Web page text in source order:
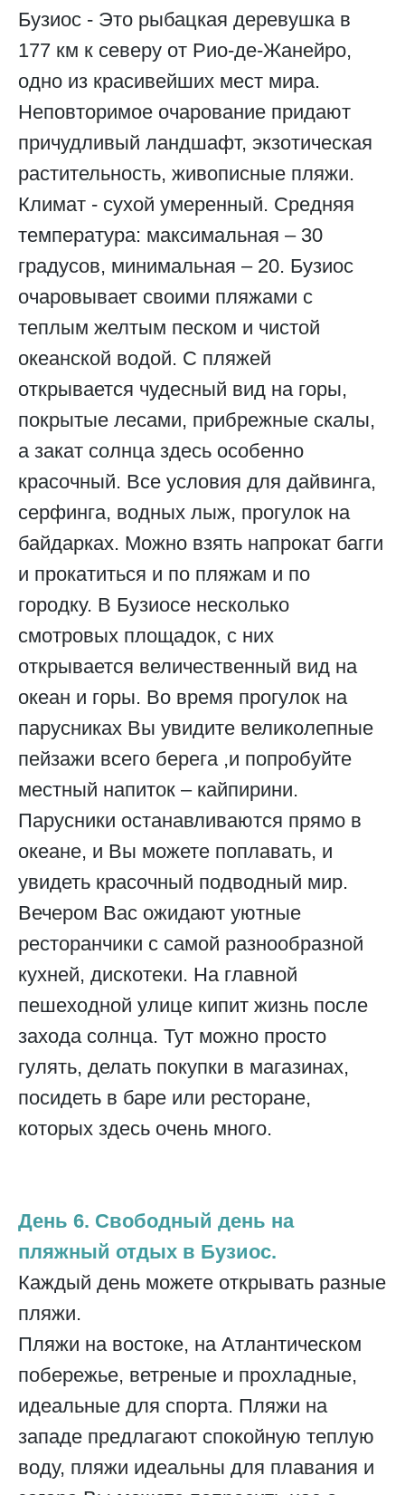
Бузиос - Это рыбацкая деревушка в
177 км к северу от Рио-де-Жанейро,
одно из красивейших мест мира.
Неповторимое очарование придают
причудливый ландшафт, экзотическая
растительность, живописные пляжи.
Климат - сухой умеренный. Средняя
температура: максимальная – 30
градусов, минимальная – 20. Бузиос
очаровывает своими пляжами с
теплым желтым песком и чистой
океанской водой. С пляжей
открывается чудесный вид на горы,
покрытые лесами, прибрежные скалы,
а закат солнца здесь особенно
красочный. Все условия для дайвинга,
серфинга, водных лыж, прогулок на
байдарках. Можно взять напрокат багги
и прокатиться и по пляжам и по
городку. В Бузиосе несколько
смотровых площадок, c них
открывается величественный вид на
океан и горы. Во время прогулок на
парусниках Вы увидите великолепные
пейзажи всего берега ,и попробуйте
местный напиток – кайпирини.
Парусники останавливаются прямо в
океане, и Вы можете поплавать, и
увидеть красочный подводный мир.
Вечером Вас ожидают уютные
ресторанчики с самой разнообразной
кухней, дискотеки. На главной
пешеходной улице кипит жизнь после
захода солнца. Тут можно просто
гулять, делать покупки в магазинах,
посидеть в баре или ресторане,
которых здесь очень много.
День 6. Свободный день на
пляжный отдых в Бузиос.
Каждый день можете открывать разные
пляжи.
Пляжи на востоке, на Атлантическом
побережье, ветреные и прохладные,
идеальные для спорта. Пляжи на
западе предлагают спокойную теплую
воду, пляжи идеальны для плавания и